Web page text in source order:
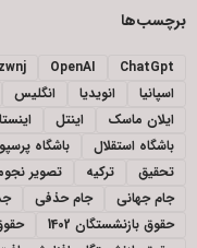
برچسب‌ها
ChatGpt
OpenAI
zwnj
اسپانیا
انویدیا انگلیس
ایلان ماسک
اینتل
باشگاه استقلال
باشگاه
تحقیق
ترکیه تصویر
جام جهانی
جام حذفی
حقوق بازنشستگان 1402